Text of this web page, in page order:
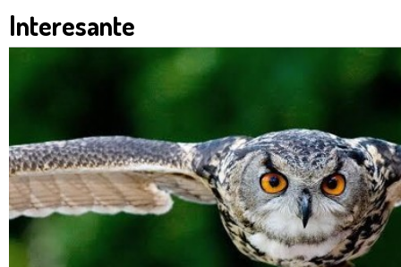
Interesante